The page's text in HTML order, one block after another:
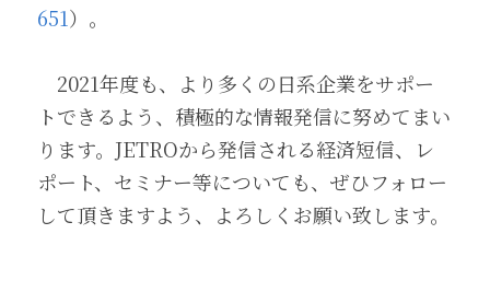
651）。
2021年度も、より多くの日系企業をサポー
トできるよう、積極的な情報発信に努めてまい
ります。JETROから発信される経済短信、レ
ポート、セミナー等についても、ぜひフォロー
して頂きますよう、よろしくお願い致します。